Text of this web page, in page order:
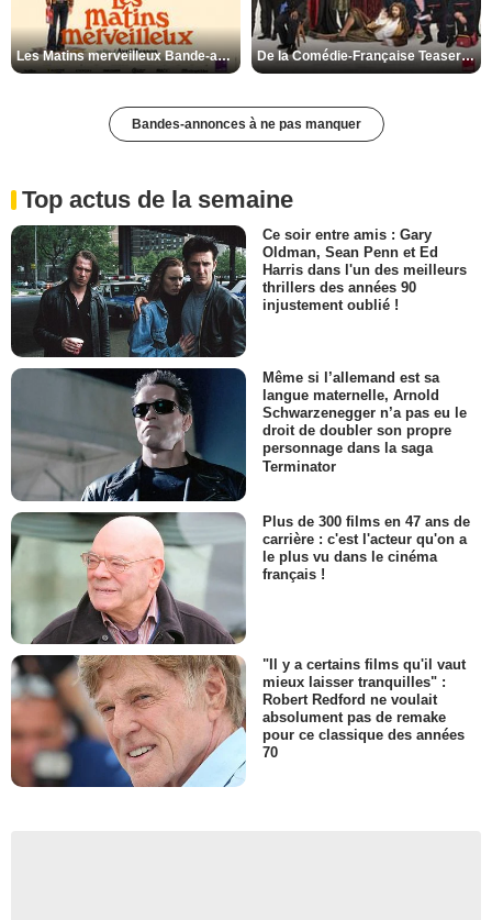
Les Matins merveilleux Bande-annonce VF De la Comédie-Française Teaser VF
Bandes-annonces à ne pas manquer
Top actus de la semaine
Ce soir entre amis : Gary
Oldman, Sean Penn et Ed
Harris dans l'un des meilleurs
thrillers des années 90
injustement oublié !
Même si l’allemand est sa
langue maternelle, Arnold
Schwarzenegger n’a pas eu le
droit de doubler son propre
personnage dans la saga
Terminator
Plus de 300 films en 47 ans de
carrière : c'est l'acteur qu'on a
le plus vu dans le cinéma
français !
"Il y a certains films qu'il vaut
mieux laisser tranquilles" :
Robert Redford ne voulait
absolument pas de remake
pour ce classique des années
70